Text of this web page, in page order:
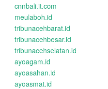
cnnbali.it.com
meulaboh.id
tribunacehbarat.id
tribunacehbesar.id
tribunacehselatan.id
ayoagam.id
ayoasahan.id
ayoasmat.id